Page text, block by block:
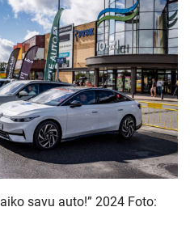
savu auto!” 2024 Foto: